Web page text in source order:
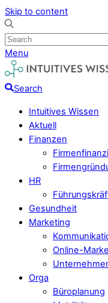
Skip to content
Menu
Search
Intuitives Wissen
Aktuell
Finanzen
HR
Gesundheit
Marketing
Online-
Orga
Büroplanung